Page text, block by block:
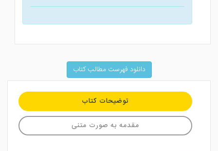
دانلود فهرست مطالب کتاب
توضیحات کتاب
مقدمه به صورت متنی